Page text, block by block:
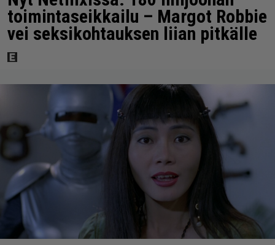
toimintaseikkailu – Margot Robbie
vei seksikohtauksen liian pitkälle